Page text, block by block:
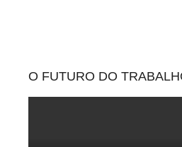
O FUTURO DO